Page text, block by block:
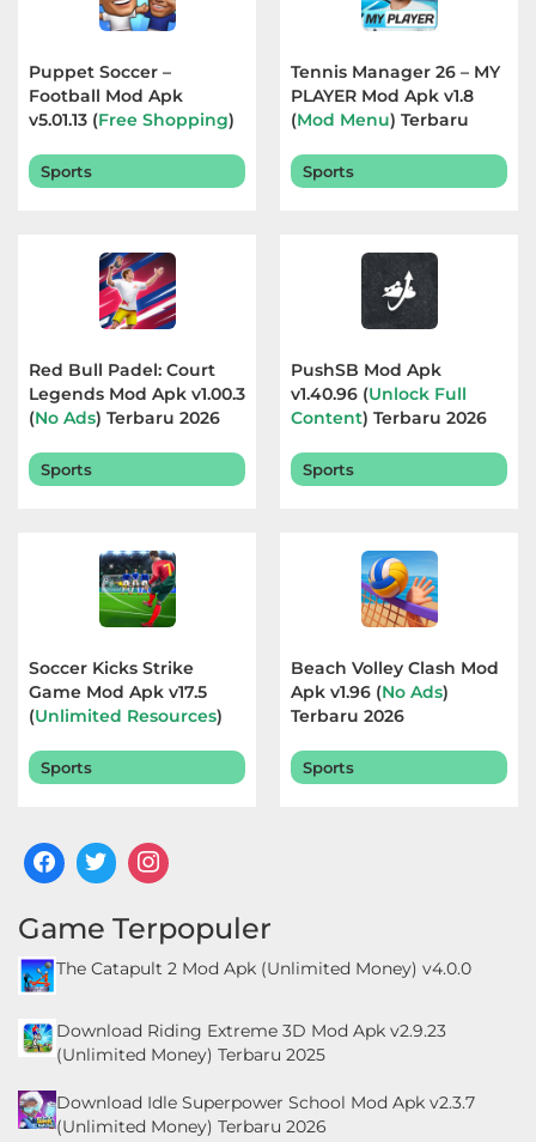
Puppet Soccer –
Football Mod Apk
v5.01.13 (Free Shopping)
Sports
Tennis Manager 26 – MY
PLAYER Mod Apk v1.8
(Mod Menu) Terbaru
Sports
Red Bull Padel: Court
Legends Mod Apk v1.00.3
(No Ads) Terbaru 2026
Sports
PushSB Mod Apk
v1.40.96 (Unlock Full
Content) Terbaru 2026
Sports
Soccer Kicks Strike
Game Mod Apk v17.5
(Unlimited Resources)
Sports
Beach Volley Clash Mod
Apk v1.96 (No Ads)
Terbaru 2026
Sports
Game Terpopuler
The Catapult 2 Mod Apk (Unlimited Money) v4.0.0
Download Riding Extreme 3D Mod Apk v2.9.23
(Unlimited Money) Terbaru 2025
Download Idle Superpower School Mod Apk v2.3.7
(Unlimited Money) Terbaru 2026